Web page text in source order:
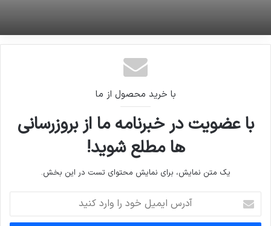
با خرید محصول از ما
با عضویت در خبرنامه ما از بروزرسانی
ها مطلع شوید!
یک متن نمایش، برای نمایش محتوای تست در این بخش.
ایمیل
خود